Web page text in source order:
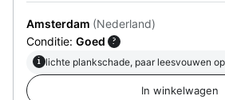
Amsterdam (Nederland)
Conditie: Goed ?
i lichte plankschade, paar leesvouwen